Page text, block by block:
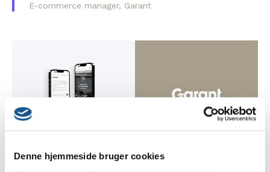
Denne hjemmeside bruger cookies
E-commerce manager, Garant